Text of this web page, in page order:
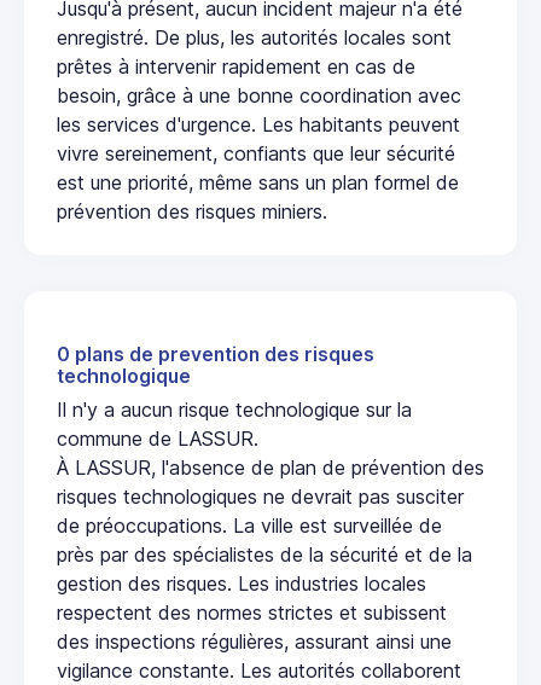
Jusqu'à présent, aucun incident majeur n'a été
enregistré. De plus, les autorités locales sont
prêtes à intervenir rapidement en cas de
besoin, grâce à une bonne coordination avec
les services d'urgence. Les habitants peuvent
vivre sereinement, confiants que leur sécurité
est une priorité, même sans un plan formel de
prévention des risques miniers.
0 plans de prevention des risques
technologique
Il n'y a aucun risque technologique sur la
commune de LASSUR.
À LASSUR, l'absence de plan de prévention des
risques technologiques ne devrait pas susciter
de préoccupations. La ville est surveillée de
près par des spécialistes de la sécurité et de la
gestion des risques. Les industries locales
respectent des normes strictes et subissent
des inspections régulières, assurant ainsi une
vigilance constante. Les autorités collaborent